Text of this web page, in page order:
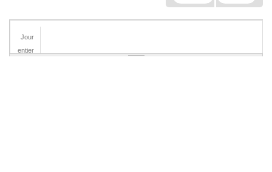
Jour
entier